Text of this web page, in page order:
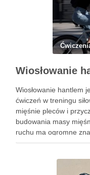
Wiosłowanie hantlem
ćwiczeń w treningu
mięśnie pleców i
budowania masy
ruchu ma ogromne
wykonujemy